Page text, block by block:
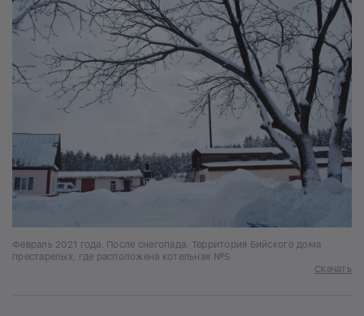
Февраль 2021 года. После снегопада. Территория Бийского дома
престарелых, где расположена котельная №5
Скачать